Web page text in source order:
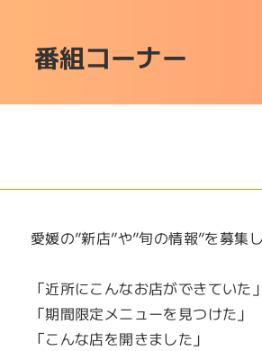
番組コーナー
愛媛の”新店”や”旬の情報”を募集
「近所にこんなお店ができていた」
「期間限定メニューを見つけた」
「こんな店を開きました」